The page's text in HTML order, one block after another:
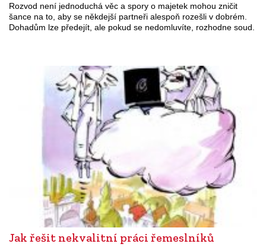
Rozvod není jednoduchá věc a spory o majetek mohou zničit
šance na to, aby se někdejší partneři alespoň rozešli v dobrém.
Dohadům lze předejít, ale pokud se nedomluvíte, rozhodne soud.
Jak řešit nekvalitní práci řemeslníků